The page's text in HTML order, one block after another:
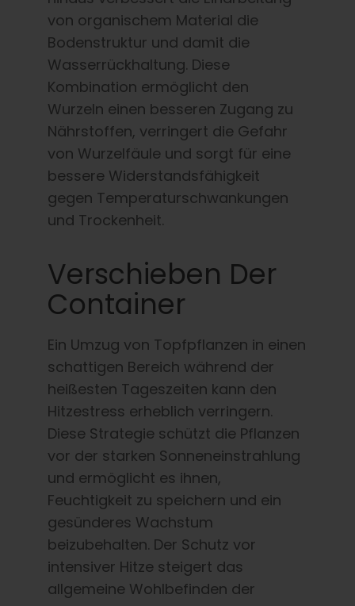
von organischem Material die
Bodenstruktur und damit die
Wasserrückhaltung. Diese
Kombination ermöglicht den
Wurzeln einen besseren Zugang zu
Nährstoffen, verringert die Gefahr
von Wurzelfäule und sorgt für eine
bessere Widerstandsfähigkeit
gegen Temperaturschwankungen
und Trockenheit.
Verschieben Der
Container
Ein Umzug von Topfpflanzen in einen
schattigen Bereich während der
heißesten Tageszeiten kann den
Hitzestress erheblich verringern.
Diese Strategie schützt die Pflanzen
vor der starken Sonneneinstrahlung
und ermöglicht es ihnen,
Feuchtigkeit zu speichern und ein
gesünderes Wachstum
beizubehalten. Der Schutz vor
intensiver Hitze steigert das
allgemeine Wohlbefinden der